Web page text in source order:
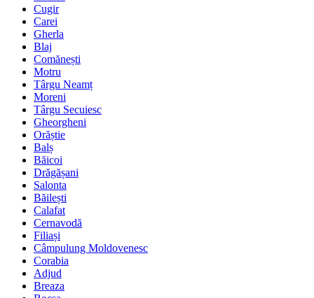
Cugir
Carei
Gherla
Blaj
Comănești
Motru
Târgu Neamț
Moreni
Târgu Secuiesc
Gheorgheni
Orăștie
Balș
Băicoi
Drăgășani
Salonta
Băilești
Calafat
Cernavodă
Filiași
Câmpulung Moldovenesc
Corabia
Adjud
Breaza